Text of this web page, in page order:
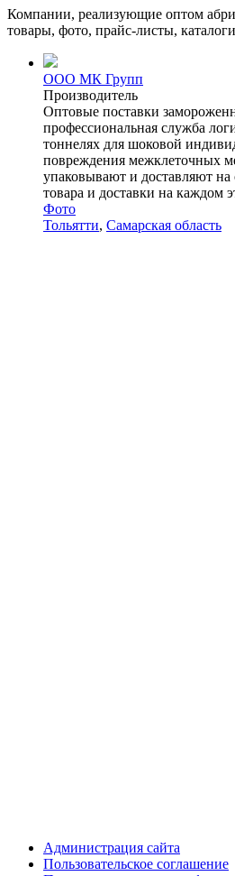
Компании, реализующие оптом
товары, фото, прайс-листы,
ООО МК Групп
Производитель
Оптовые поставки
профессиональная служба
тоннелях для шоковой
повреждения межклеточных
упаковывают и доставляют
товара и доставки на каждом
Фото
Тольятти, Самарская область
Администрация сайта
Пользовательское соглашение